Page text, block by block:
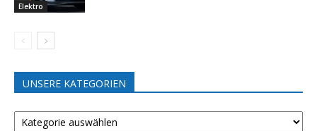
Elektro
UNSERE KATEGORIEN
UNSERE
KATEGORIEN